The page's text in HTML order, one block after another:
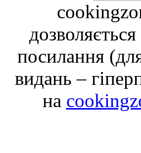
посилання
видань –
на